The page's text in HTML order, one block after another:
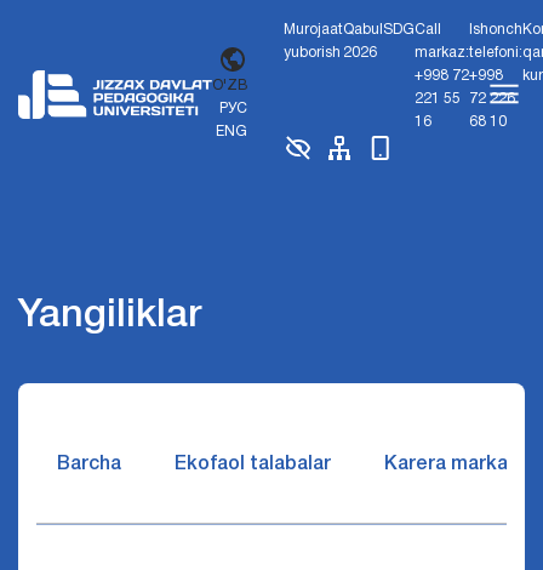
O'ZB
РУС
ENG
Murojaat
yuborish
Qabul
2026
SDGCall
markaz:
+998 72
221 55
16
Ishonch
telefoni:
+998
72 226
68 10
Yangiliklar
Barcha Ekofaol talabalar Karera markazi